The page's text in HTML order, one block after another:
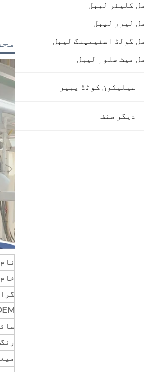
کلیئر لیبل
لیزر لیبل
گولڈ اسٹیمپنگ لیبل
میٹ سلور لیبل
سیلیکون کوٹڈ پیپر
دیگر صنف
نام
رنگ